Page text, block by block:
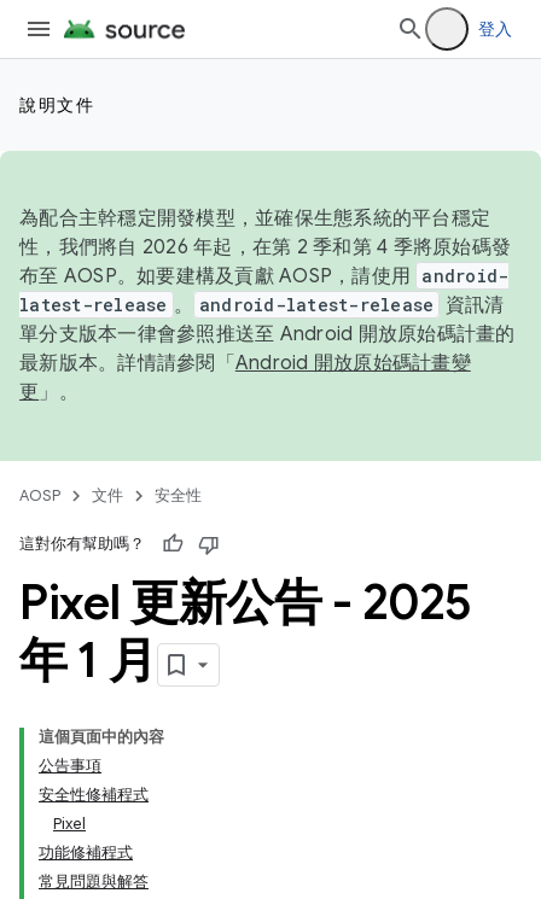
登入
說明文件
為配合主幹穩定開發模型，並確保生態系統的平台穩定
性，我們將自 2026 年起，在第 2 季和第 4 季將原始碼發
布至 AOSP。如要建構及貢獻 AOSP，請使用 android-
latest-release 。 android-latest-release
資訊清
單分支版本一律會參照推送至 Android 開放原始碼計畫的
最新版本。詳情請參閱「 Android 開放原始碼計畫變
更 」。
AOSP 文件 安全性
這對你有幫助嗎？
Pixel 更新公告 - 2025
年 1 月
這個頁面中的內容
公告事項
安全性修補程式
Pixel
功能修補程式
常見問題與解答